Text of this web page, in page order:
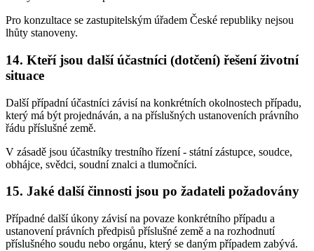
Pro konzultace se zastupitelským úřadem České republiky nejsou
lhůty stanoveny.
14. Kteří jsou další účastníci (dotčení) řešení životní
situace
Další případní účastníci závisí na konkrétních okolnostech případu,
který má být projednáván, a na příslušných ustanoveních právního
řádu příslušné země.
V zásadě jsou účastníky trestního řízení - státní zástupce, soudce,
obhájce, svědci, soudní znalci a tlumočníci.
15. Jaké další činnosti jsou po žadateli požadovány
Případné další úkony závisí na povaze konkrétního případu a
ustanovení právních předpisů příslušné země a na rozhodnutí
příslušného soudu nebo orgánu, který se daným případem zabývá.